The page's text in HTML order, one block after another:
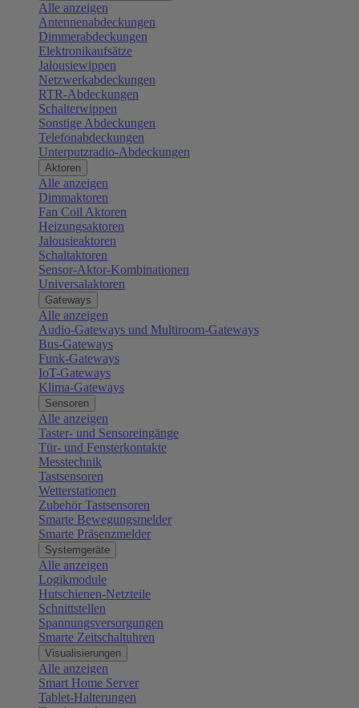
Alle anzeigen
Antennenabdeckungen
Dimmerabdeckungen
Elektronikaufsätze
Jalousiewippen
Netzwerkabdeckungen
RTR-Abdeckungen
Schalterwippen
Sonstige Abdeckungen
Telefonabdeckungen
Unterputzradio-Abdeckungen
Aktoren
Alle anzeigen
Dimmaktoren
Fan Coil Aktoren
Heizungsaktoren
Jalousieaktoren
Schaltaktoren
Sensor-Aktor-Kombinationen
Universalaktoren
Gateways
Alle anzeigen
Audio-Gateways und Multiroom-Gateways
Bus-Gateways
Funk-Gateways
IoT-Gateways
Klima-Gateways
Sensoren
Alle anzeigen
Taster- und Sensoreingänge
Tür- und Fensterkontakte
Messtechnik
Tastsensoren
Wetterstationen
Zubehör Tastsensoren
Smarte Bewegungsmelder
Smarte Präsenzmelder
Systemgeräte
Alle anzeigen
Logikmodule
Hutschienen-Netzteile
Schnittstellen
Spannungsversorgungen
Smarte Zeitschaltuhren
Visualisierungen
Alle anzeigen
Smart Home Server
Tablet-Halterungen